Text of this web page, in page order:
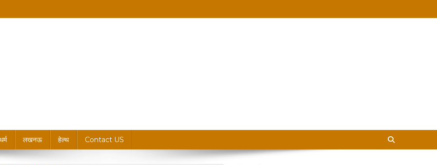
धर्म लखनऊ हेल्थ Contact US